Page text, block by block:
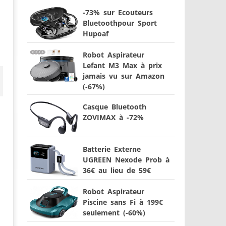
-73% sur Ecouteurs
Bluetoothpour Sport
Hupoaf
Robot Aspirateur
Lefant M3 Max à prix
jamais vu sur Amazon
(-67%)
Casque Bluetooth
ZOVIMAX à -72%
Batterie Externe
UGREEN Nexode Prob à
36€ au lieu de 59€
Robot Aspirateur
Piscine sans Fi à 199€
seulement (-60%)